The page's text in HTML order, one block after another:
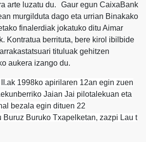
arte luzatu du. Gaur egun CaixaBank
murgilduta dago eta urrian Binakako
finalerdiak jokatuko ditu Aimar
Kontratua berrituta, bere kirol ibilbide
tituluak gehitzen
aukera izango du.
II.ak 1998ko apirilaren 12an egin zuen
Jaian Jai pilotalekuan eta
bezala egin dituen 22
Buruko Txapelketan, zazpi Lau t